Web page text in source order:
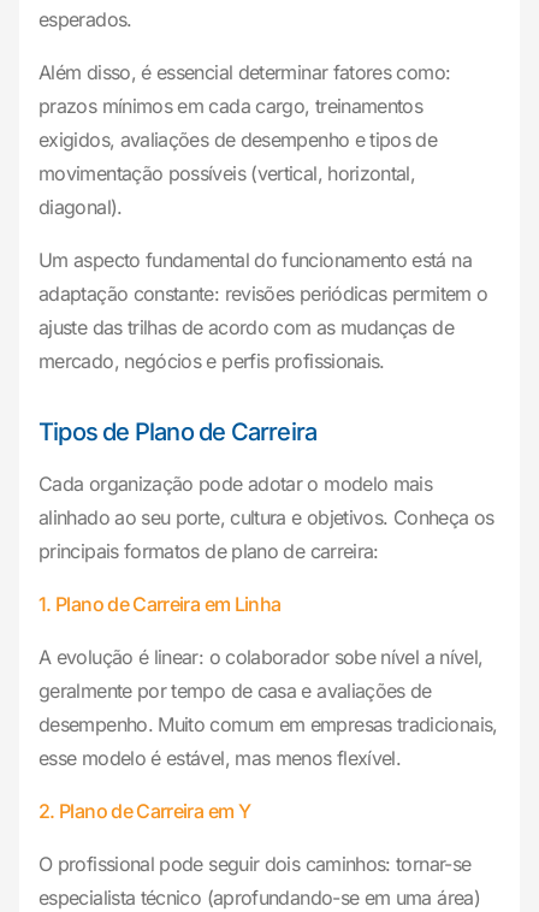
esperados.
Além disso, é essencial determinar fatores como:
prazos mínimos em cada cargo, treinamentos
exigidos, avaliações de desempenho e tipos de
movimentação possíveis (vertical, horizontal,
diagonal).
Um aspecto fundamental do funcionamento está na
adaptação constante: revisões periódicas permitem o
ajuste das trilhas de acordo com as mudanças de
mercado, negócios e perfis profissionais.
Tipos de Plano de Carreira
Cada organização pode adotar o modelo mais
alinhado ao seu porte, cultura e objetivos. Conheça os
principais formatos de plano de carreira:
1. Plano de Carreira em Linha
A evolução é linear: o colaborador sobe nível a nível,
geralmente por tempo de casa e avaliações de
desempenho. Muito comum em empresas tradicionais,
esse modelo é estável, mas menos flexível.
2. Plano de Carreira em Y
O profissional pode seguir dois caminhos: tornar-se
especialista técnico (aprofundando-se em uma área)